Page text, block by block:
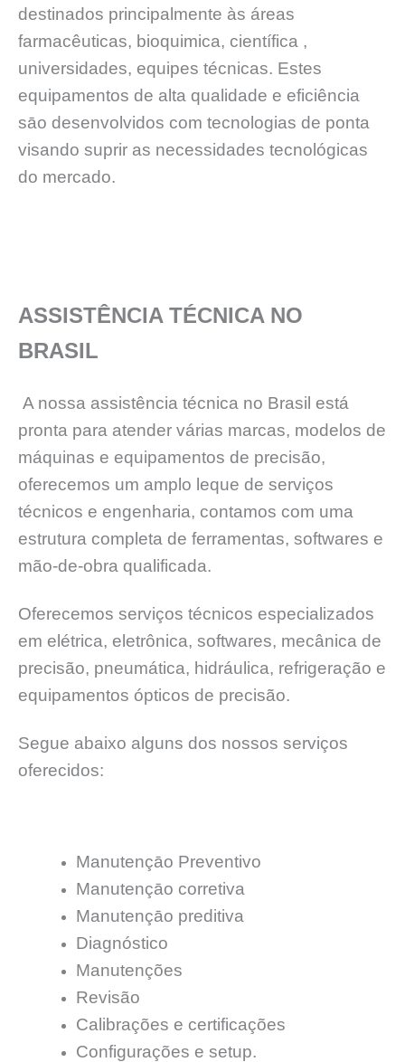
destinados principalmente às áreas
farmacêuticas, bioquimica, científica ,
universidades, equipes técnicas. Estes
equipamentos de alta qualidade e eficiência
sāo desenvolvidos com tecnologias de ponta
visando suprir as necessidades tecnológicas
do mercado.
ASSISTÊNCIA TÉCNICA NO
BRASIL
A nossa assistência técnica no Brasil está
pronta para atender várias marcas, modelos de
máquinas e equipamentos de precisão,
oferecemos um amplo leque de serviços
técnicos e engenharia, contamos com uma
estrutura completa de ferramentas, softwares e
mão-de-obra qualificada.
Oferecemos serviços técnicos especializados
em elétrica, eletrônica, softwares, mecânica de
precisão, pneumática, hidráulica, refrigeração e
equipamentos ópticos de precisão.
Segue abaixo alguns dos nossos serviços
oferecidos:
Manutençāo Preventivo
Manutençāo corretiva
Manutençāo preditiva
Diagnóstico
Manutenções
Revisão
Calibrações e certificações
Configurações e setup.